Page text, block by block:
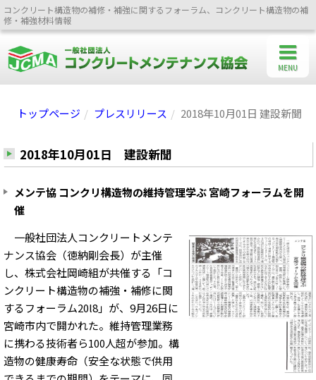
コンクリート構造物の補修・補強に関するフォーラム、コンクリート構造物の補
修・補強材料情報
トップページ プレスリリース 2018年10月01日 建設新聞
2018年10月01日 建設新聞
メンテ協 コンクリ構造物の維持管理学ぶ 宮崎フォーラムを開
催
一般社団法人コンクリートメンテ
ナンス協会（徳納剛会長）が主催
し、株式会社岡崎組が共催する「コ
ンクリート構造物の補強・補修に関
するフォーラム20l8」が、9月26日に
宮崎市内で開かれた。維持管理業務
に携わる技術者ら100人超が参加。構
造物の健康寿命（安全な状態で供用
MENU